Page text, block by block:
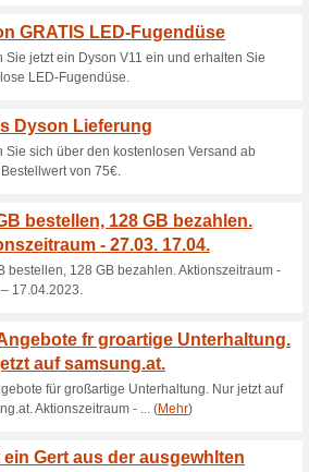
Sie mit dem
Speisen zu. Es
von 80
und für
Akku-
Ah) is.